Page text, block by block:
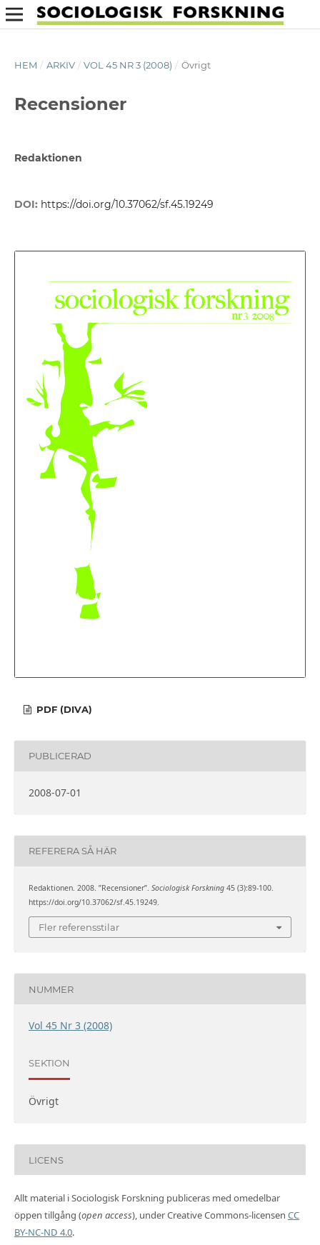
HEM / ARKIV / VOL 45 NR 3 (2008) / Övrigt
Recensioner
Redaktionen
DOI: https://doi.org/10.37062/sf.45.19249
PDF (DIVA)
PUBLICERAD
2008-07-01
REFERERA SÅ HÄR
Redaktionen. 2008. ”Recensioner”. Sociologisk Forskning45 (3):89-100.
https://doi.org/10.37062/sf.45.19249.
Fler referensstilar
NUMMER
Vol 45 Nr 3 (2008)
SEKTION
Övrigt
LICENS
Allt material i Sociologisk Forskning publiceras med omedelbar
öppen tillgång (open access), under Creative Commons-licensen CC
BY-NC-ND 4.0.